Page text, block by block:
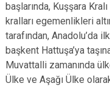
başlarında, Kuşşara
kralları egemenlikleri
tarafından, Anadolu’da
başkent Hattuşa’ya
Muvattalli zamanında
Ülke ve Aşağı Ülke